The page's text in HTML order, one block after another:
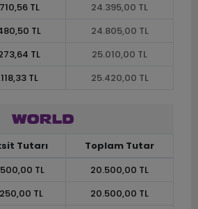
TL
24.395,00 TL
TL
24.805,00 TL
TL
25.010,00 TL
TL 25.420,00 TL
Tutarı
Toplam Tutar
TL
20.500,00 TL
TL
20.500,00 TL